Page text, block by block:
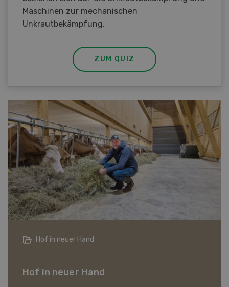
Maschinen zur mechanischen
Unkrautbekämpfung.
ZUM QUIZ
Landwirtschaft im Klimawandel